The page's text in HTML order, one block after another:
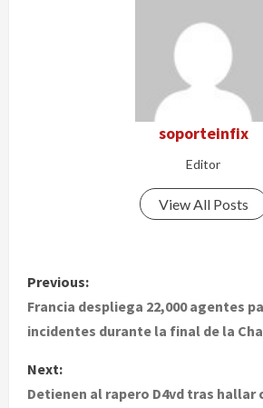
soporteinfix
Editor
View All Posts
P
o
t
Previous:
Francia despliega 22,000 agentes
incidentes durante la final de la
Next:
Detienen al rapero D4vd tras hallar